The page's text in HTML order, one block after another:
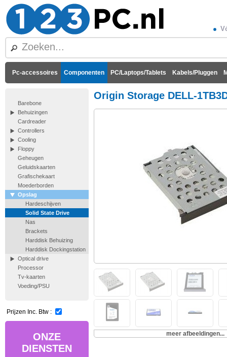
Pc-accessoires Componenten PC/Laptops/Tablets Kabels/Pluggen
Barebone
Behuizingen
Cardreader
Controllers
Cooling
Floppy
Geheugen
Geluidskaarten
Grafischekaart
Moederborden
Opslag
Hardeschijven
Solid State Drive
Nas
Brackets
Harddisk Behuizing
Harddisk Dockingstation
Optical drive
Processor
Tv-kaarten
Voeding/PSU
Prijzen Inc. Btw :
ONZE
DIENSTEN
Origin Storage DELL-
meer afbeeldingen...